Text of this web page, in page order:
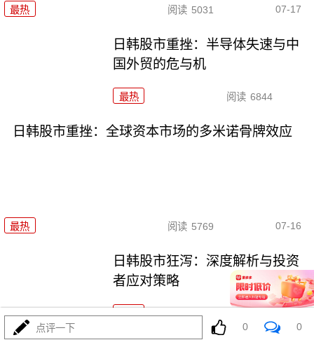
最热 阅读 5031 07-17
日韩股市重挫：半导体失速与中
国外贸的危与机
最热 阅读 6844
日韩股市重挫：全球资本市场的多米诺骨牌效应
最热 阅读 5769 07-16
日韩股市狂泻：深度解析与投资
者应对策略
最热
点评一下 0 0